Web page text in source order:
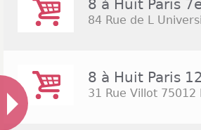
8 à Huit Paris
84 Rue de L
8 à Huit Paris
31 Rue Villot 75012